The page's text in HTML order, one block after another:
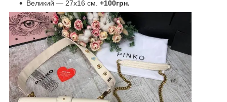
Великий — 27х16 см. +100грн.